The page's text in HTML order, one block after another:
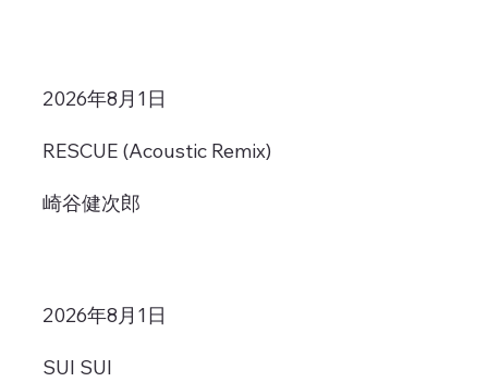
2026年8月1日
RESCUE (Acoustic Remix)
崎谷健次郎
2026年8月1日
SUI SUI